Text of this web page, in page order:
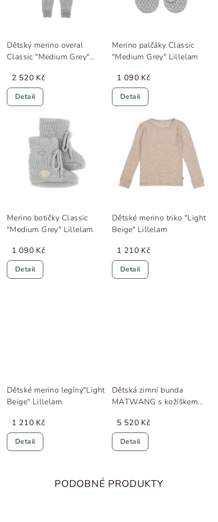
Dětský merino overal
Classic "Medium Grey"
2 520 Kč
Detail
Merino palčáky Classic
"Medium Grey" Lillelam
1 090 Kč
Detail
Merino botičky Classic
"Medium Grey" Lillelam
1 090 Kč
Detail
Dětské merino triko "Light
Beige" Lillelam
1 210 Kč
Detail
Dětské merino legíny"Light
Beige" Lillelam
1 210 Kč
Detail
Dětská zimní bunda
MATWANG s kožíškem
5 520 Kč
Detail
PODOBNÉ PRODUKTY